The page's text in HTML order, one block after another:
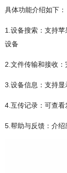
具体功能介绍如下：
1.设备搜索：支持
设备
2.文件传输和接收
3.设备信息：支持
4.互传记录：可查
5.帮助与反馈：介